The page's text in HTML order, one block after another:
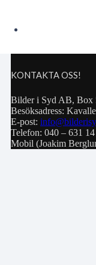
Samtliga bilder hör
Köp av bild
privat bruk eller för
KONTAKTA OSS!
Bilder i Syd AB, Box
Besöksadress:
E-post:
Telefon: 040 – 631
Mobil (Joakim